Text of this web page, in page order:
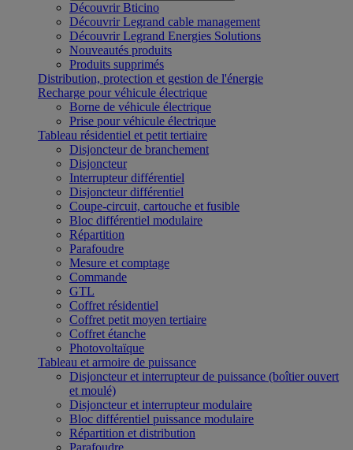
Découvrir Bticino
Découvrir Legrand cable management
Découvrir Legrand Energies Solutions
Nouveautés produits
Produits supprimés
Distribution, protection et gestion de l'énergie
Recharge pour véhicule électrique
Borne de véhicule électrique
Prise pour véhicule électrique
Tableau résidentiel et petit tertiaire
Disjoncteur de branchement
Disjoncteur
Interrupteur différentiel
Disjoncteur différentiel
Coupe-circuit, cartouche et fusible
Bloc différentiel modulaire
Répartition
Parafoudre
Mesure et comptage
Commande
GTL
Coffret résidentiel
Coffret petit moyen tertiaire
Coffret étanche
Photovoltaïque
Tableau et armoire de puissance
Disjoncteur et interrupteur de puissance (boîtier ouvert
et moulé)
Disjoncteur et interrupteur modulaire
Bloc différentiel puissance modulaire
Répartition et distribution
Parafoudre